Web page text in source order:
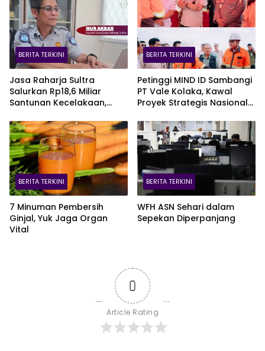
BERITA TERKINI
Jasa Raharja Sultra
Salurkan Rp18,6 Miliar
Santunan Kecelakaan,
Terbanyak
BERITA TERKINI
Petinggi MIND ID Sambangi
PT Vale Kolaka, Kawal
Proyek Strategis Nasional
BERITA TERKINI
7 Minuman Pembersih
Ginjal, Yuk Jaga Organ
Vital
BERITA TERKINI
WFH ASN Sehari dalam
Sepekan Diperpanjang
0
Article Rating